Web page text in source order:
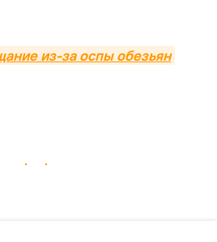
из-за оспы обезьян